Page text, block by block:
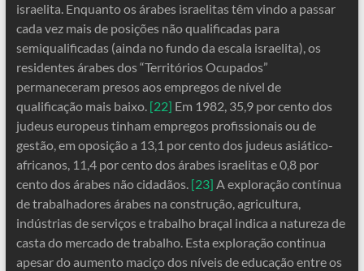
israelita. Enquanto os árabes israelitas têm vindo a passar
cada vez mais de posições não qualificadas para
semiqualificadas (ainda no fundo da escala israelita), os
residentes árabes dos “Territórios Ocupados”
permaneceram presos aos empregos de nível de
qualificação mais baixo. [22] Em 1982, 35,9 por cento dos
judeus europeus tinham empregos profissionais ou de
gestão, em oposição a 13,1 por cento dos judeus asiático-
africanos, 11,4 por cento dos árabes israelitas e 0,8 por
cento dos árabes não cidadãos. [23] A exploração contínua
de trabalhadores árabes na construção, agricultura,
indústrias de serviços e trabalho braçal indica a natureza de
casta do mercado de trabalho. Esta exploração continua
apesar do aumento maciço dos níveis de educação entre os